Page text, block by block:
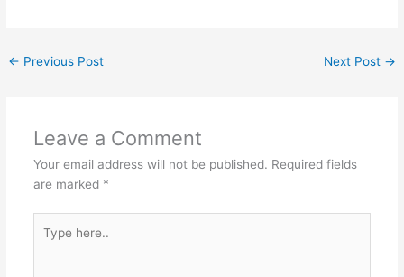
← Previous Post Next Post →
Leave a Comment
Your email address will not be published. Required fields
are marked *
here..